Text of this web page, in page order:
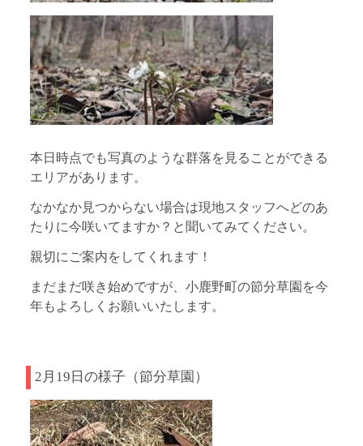
本日時点でも写真のような群落を見ることができる
エリアがあります。
なかなか見つからない場合は現地スタッフへどのあ
たりに今咲いてますか？と聞いてみてください。
親切にご案内をしてくれます！
まだまだ咲き始めですが、小鹿野町の節分草園を今
年もよろしくお願いいたします。
2月19日の様子（節分草園）